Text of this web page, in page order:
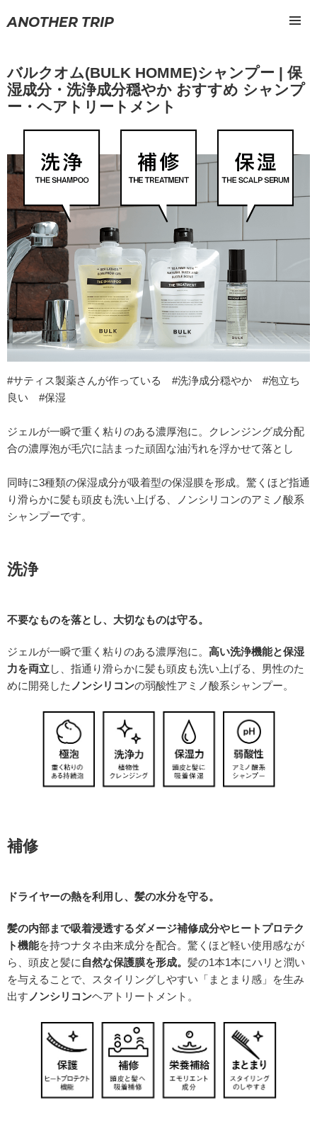
ANOTHER TRIP
ィジェ
ット
バルクオム(BULK HOMME)シャンプー | 保
湿成分・洗浄成分穏やか おすすめ シャンプ
ー・ヘアトリートメント
#サティス製薬さんが作っている #洗浄成分穏やか #泡立ち
良い #保湿
ジェルが一瞬で重く粘りのある濃厚泡に。クレンジング成分配
合の濃厚泡が毛穴に詰まった頑固な油汚れを浮かせて落とし
同時に3種類の保湿成分が吸着型の保湿膜を形成。驚くほど指通
り滑らかに髪も頭皮も洗い上げる、ノンシリコンのアミノ酸系
シャンプーです。
洗浄
不要なものを落とし、大切なものは守る。
ジェルが一瞬で重く粘りのある濃厚泡に。 高い洗浄機能と保湿
力を両立し、指通り滑らかに髪も頭皮も洗い上げる、男性のた
めに開発した ノンシリコンの弱酸性アミノ酸系シャンプー。
補修
ドライヤーの熱を利用し、髪の水分を守る。
髪の内部まで吸着浸透するダメージ補修成分やヒートプロテク
ト機能を持つナタネ由来成分を配合。驚くほど軽い使用感なが
ら、頭皮と髪に 自然な保護膜を形成。 髪の1本1本にハリと潤い
を与えることで、スタイリングしやすい「まとまり感」を生み
出す ノンシリコンヘアトリートメント。